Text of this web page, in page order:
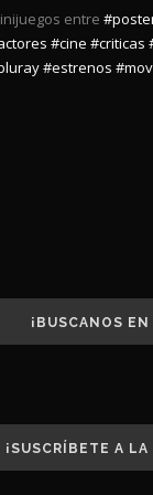
entre
#cine #criticas
#estrenos
¡BUSCANOS
¡SUSCRÍBETE A